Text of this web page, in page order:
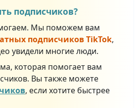
подписчиков?
Мы поможем вам
подписчиков TikTok,
увидели многие люди.
которая помогает вам
Вы также можете
, если хотите быстрее